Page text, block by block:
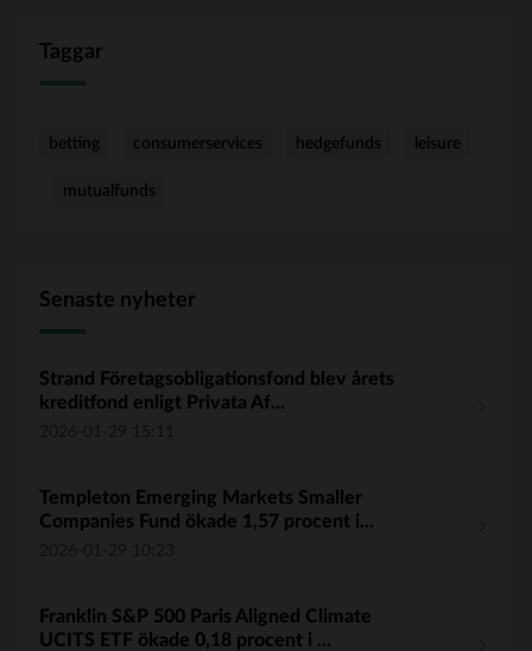
Taggar
betting consumerservices hedgefunds leisure
mutualfunds
Senaste nyheter
Strand Företagsobligationsfond blev årets
kreditfond enligt Privata Af...
Templeton Emerging Markets Smaller
Companies Fund ökade 1,57 procent i...
Franklin S&P 500 Paris Aligned Climate
UCITS ETF ökade 0,18 procent i ...